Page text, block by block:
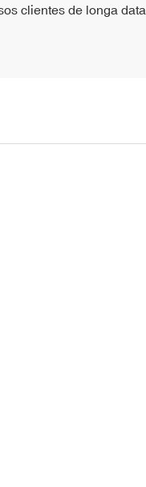
clientes de longa data